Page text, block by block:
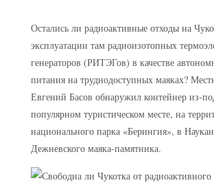
Остались ли радиоактивные отходы на
эксплуатации там радиоизотопных
генераторов (РИТЭГов) в качестве
питания на труднодоступных маяках?
Евгений Басов обнаружил контейнер из-
популярном туристическом месте, на
национального парка «Берингия», в
Дежневского маяка-памятника.